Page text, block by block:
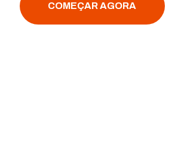
COMEÇAR AGORA